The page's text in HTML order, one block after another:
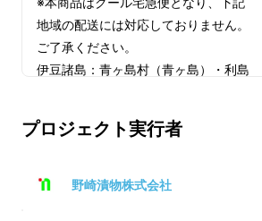
そんな時に出会ったのが、同じ
構える「餃子ハチサンイチ」さ
餃子に漬物を入れてみたら、、、
なんと！圧倒的な食感と溢れる
この衝撃を全国の食卓に届けたい
地域の配送には対応しておりません。
ご了承ください。
伊豆諸島：青ヶ島村（青ヶ島）・利島
島・硫黄島・南鳥島など）
プロジェクト実行者
野崎漬物株式会社